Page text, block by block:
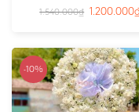
1.540.000₫ 1.200.000
-10%